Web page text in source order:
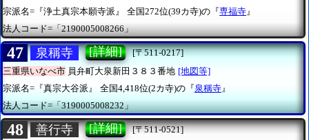
宗派名=『浄土真宗本願寺派』
全国272位(39カ寺)の『専福寺 』
法人コード=「2190005008266」
47 泉稱寺 [詳細]
[〒511-0217]
三重県いなべ市 員弁町大泉新田３８３番地 [地図等]
宗派名=『真宗大谷派』
全国4,418位(2カ寺)の『泉稱寺』
法人コード=「3190005008232」
48 善行寺 [詳細]
[〒511-0521]